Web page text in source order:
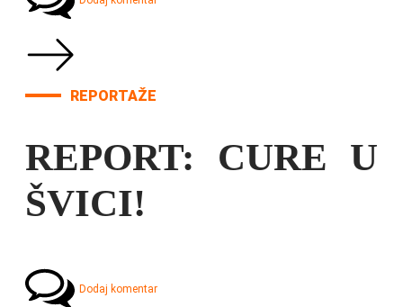
REPORTAŽE
REPORT: CURE U
ŠVICI!
Dodaj komentar